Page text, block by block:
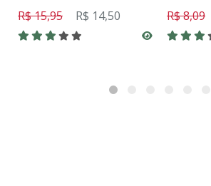
R$ 15,95 R$ 14,50 R$ 8,09